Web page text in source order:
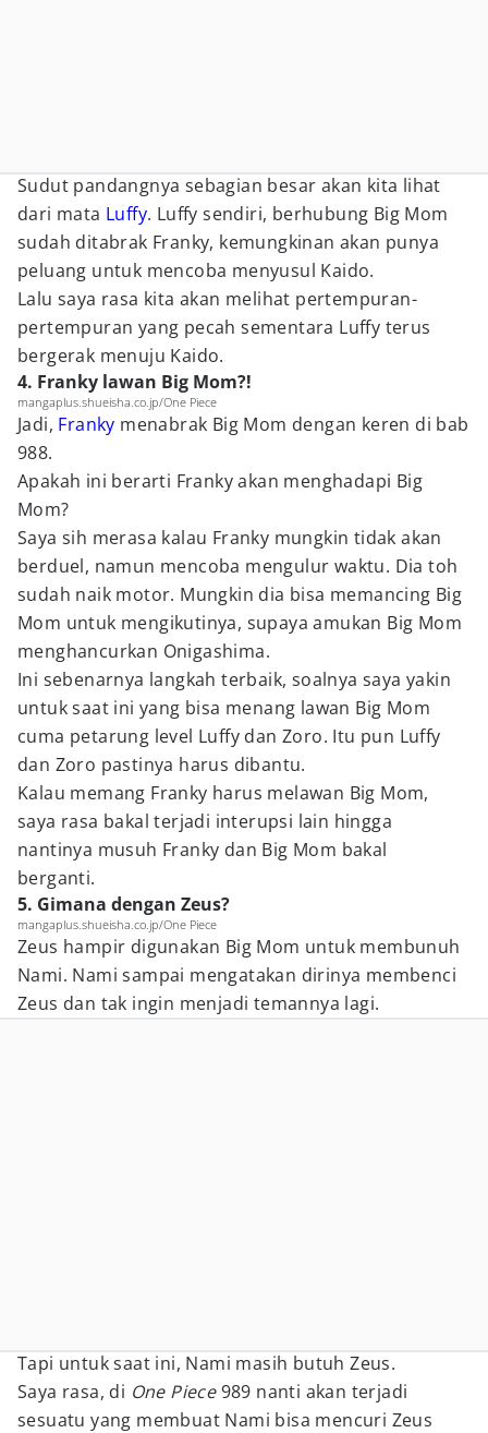
Sudut pandangnya sebagian besar akan kita lihat
dari mata Luffy. Luffy sendiri, berhubung Big Mom
sudah ditabrak Franky, kemungkinan akan punya
peluang untuk mencoba menyusul Kaido.
Lalu saya rasa kita akan melihat pertempuran-
pertempuran yang pecah sementara Luffy terus
bergerak menuju Kaido.
4. Franky lawan Big Mom?!
mangaplus.shueisha.co.jp/One Piece
Jadi, Franky menabrak Big Mom dengan keren di bab
988.
Apakah ini berarti Franky akan menghadapi Big
Mom?
Saya sih merasa kalau Franky mungkin tidak akan
berduel, namun mencoba mengulur waktu. Dia toh
sudah naik motor. Mungkin dia bisa memancing Big
Mom untuk mengikutinya, supaya amukan Big Mom
menghancurkan Onigashima.
Ini sebenarnya langkah terbaik, soalnya saya yakin
untuk saat ini yang bisa menang lawan Big Mom
cuma petarung level Luffy dan Zoro. Itu pun Luffy
dan Zoro pastinya harus dibantu.
Kalau memang Franky harus melawan Big Mom,
saya rasa bakal terjadi interupsi lain hingga
nantinya musuh Franky dan Big Mom bakal
berganti.
5. Gimana dengan Zeus?
mangaplus.shueisha.co.jp/One Piece
Zeus hampir digunakan Big Mom untuk membunuh
Nami. Nami sampai mengatakan dirinya membenci
Zeus dan tak ingin menjadi temannya lagi.
Tapi untuk saat ini, Nami masih butuh Zeus.
Saya rasa, di One Piece989 nanti akan terjadi
sesuatu yang membuat Nami bisa mencuri Zeus